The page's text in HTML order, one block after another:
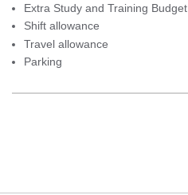
Extra Study and Training Budget
Shift allowance
Travel allowance
Parking